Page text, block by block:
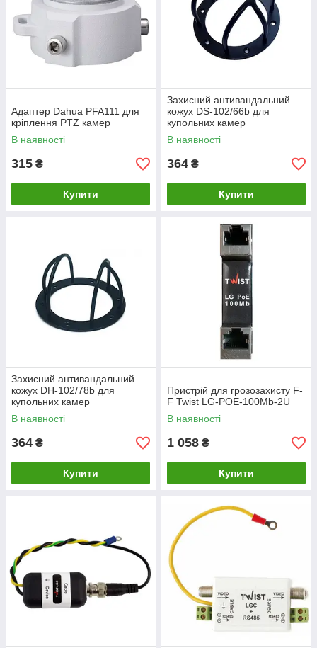
Адаптер Dahua PFA111 для
кріплення PTZ камер
В наявності
315 ₴
Купити
Захисний антивандальний
кожух DS-102/66b для
купольних камер
В наявності
364 ₴
Купити
Захисний антивандальний
кожух DH-102/78b для
купольних камер
В наявності
364 ₴
Купити
Пристрій для грозозахисту F-
F Twist LG-POE-100Mb-2U
В наявності
1 058 ₴
Купити